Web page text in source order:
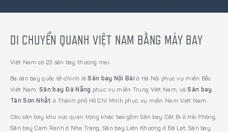
DI CHUYỂN QUANH VIỆT NAM BẰNG MÁY BAY
Việt Nam có 23 sân bay thương mại.
Ba sân bay quốc tế chính làSân bay Nội Bài ở Hà Nội phục vụ miền Bắc
Việt Nam, Sân bay Đà Nẵng phục vụ miền Trung Việt Nam, vàSân bay
Tân Sơn Nhất ở Thành phố Hồ Chí Minh phục vụ miền Nam Việt Nam.
Các sân bay khu vực quan trọng khác bao gồm Sân bay Cát Bi ở Hải Phòng,
Sân bay Cam Ranh ở Nha Trang, Sân bay Liên Khương ở Đà Lạt, Sân bay